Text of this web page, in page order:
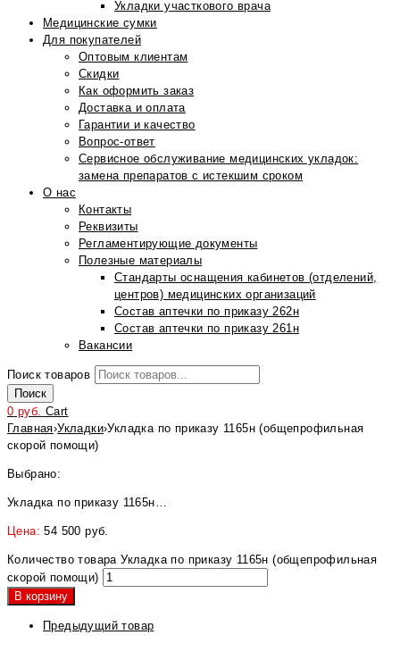
Укладки участкового врача
Медицинские сумки
Для покупателей
Оптовым клиентам
Скидки
Как оформить заказ
Доставка и оплата
Гарантии и качество
Вопрос-ответ
Сервисное обслуживание медицинских укладок:
замена препаратов с истекшим сроком
О нас
Контакты
Реквизиты
Регламентирующие документы
Полезные материалы
Стандарты оснащения кабинетов (отделений,
центров) медицинских организаций
Состав аптечки по приказу 262н
Состав аптечки по приказу 261н
Вакансии
Поиск товаров
Поиск
0 руб. Cart
Главная›Укладки›Укладка по приказу 1165н (общепрофильная
скорой помощи)
Выбрано:
Укладка по приказу 1165н…
Цена:54 500 руб.
Количество товара Укладка по приказу 1165н (общепрофильная
скорой помощи)
В корзину
Предыдущий товар